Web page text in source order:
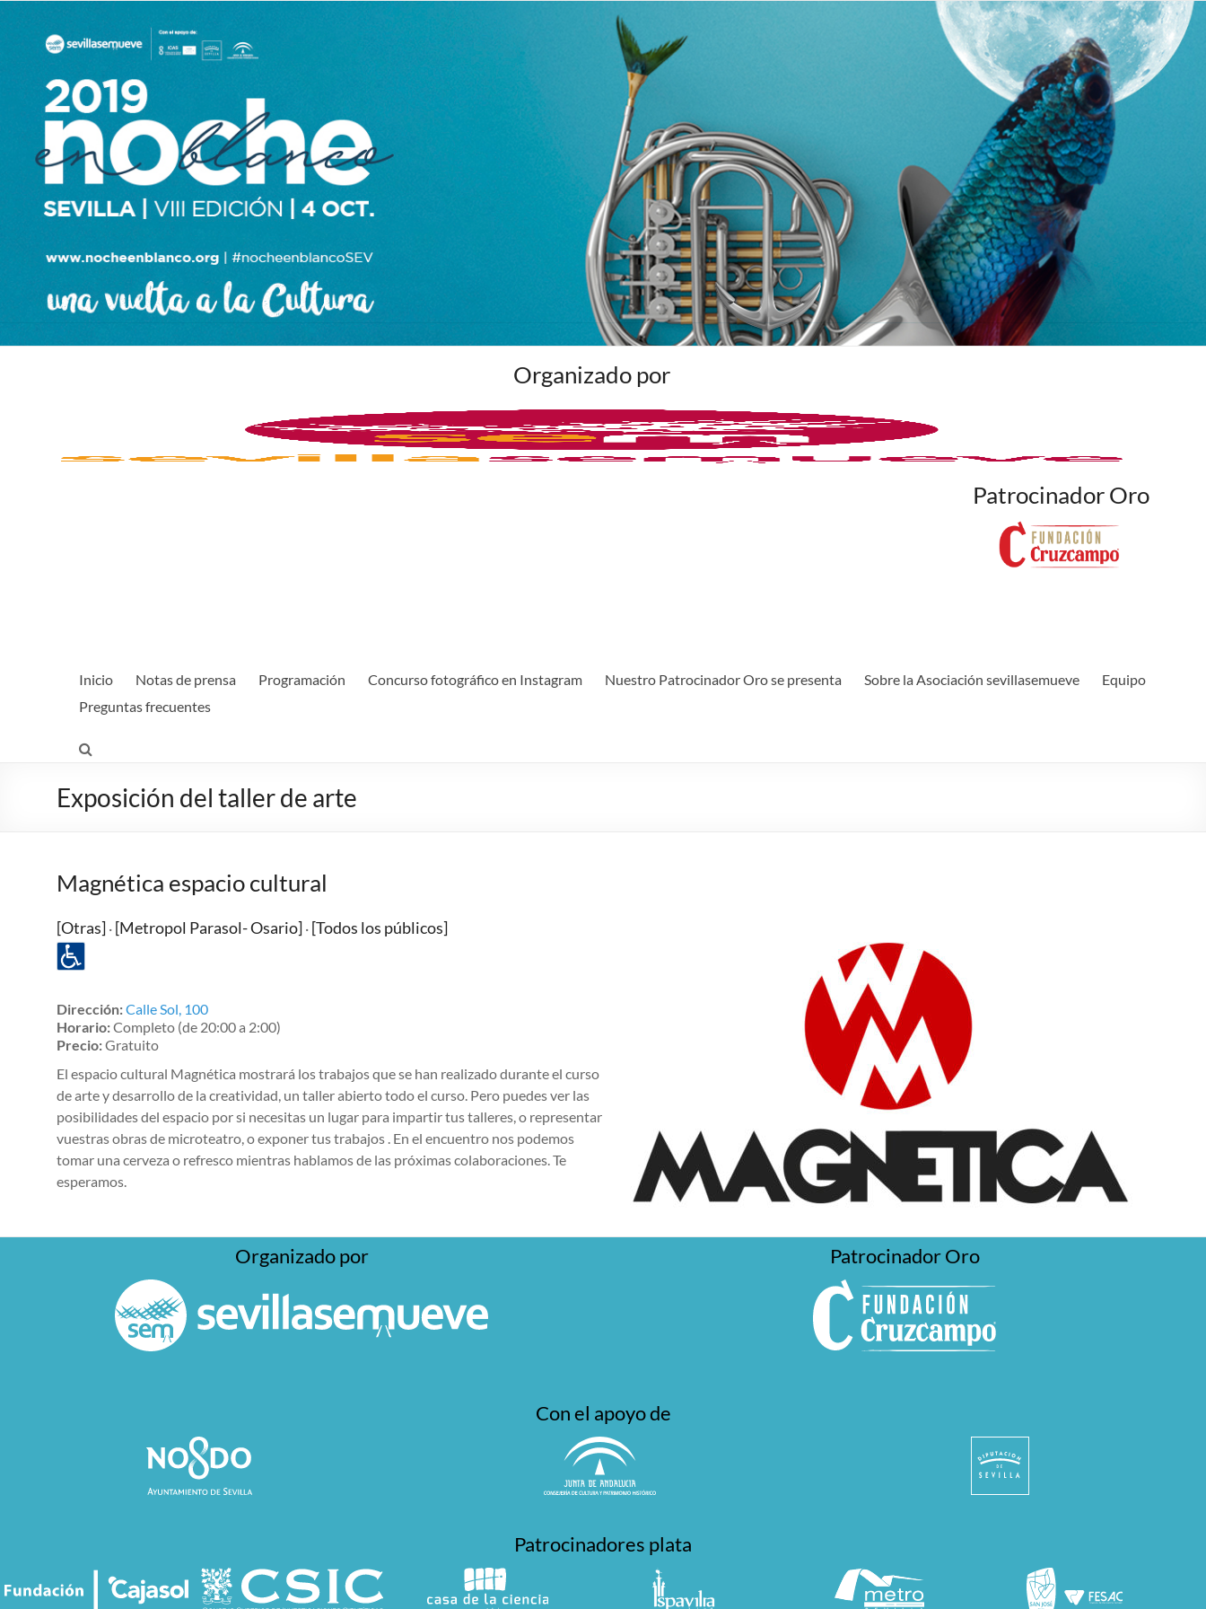
Organizado por
Patrocinador Oro
Inicio Notas de prensa Programación Concurso fotográfico en Instagram Nuestro Patrocinador Oro se presenta Sobre la Asociación sevillasemueve
Equipo
Preguntas frecuentes
Exposición del taller de arte
Magnética espacio cultural
[Otras] · [Metropol Parasol- Osario] · [Todos los públicos]
Dirección:Calle Sol, 100
Horario:Completo (de 20:00 a 2:00)
Precio:Gratuito
El espacio cultural Magnética mostrará los trabajos que se han realizado durante el curso
de arte y desarrollo de la creatividad, un taller abierto todo el curso. Pero puedes ver las
posibilidades del espacio por si necesitas un lugar para impartir tus talleres, o representar
vuestras obras de microteatro, o exponer tus trabajos . En el encuentro nos podemos
tomar una cerveza o refresco mientras hablamos de las próximas colaboraciones. Te
esperamos.
Organizado por Patrocinador Oro
Con el apoyo de
Patrocinadores plata